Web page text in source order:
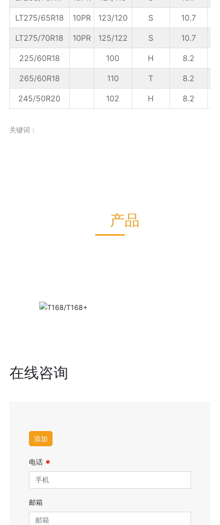
LT275/65R18 10PR 123/120 S 10.7
LT275/70R18 10PR 125/122 S 10.7
225/60R18 100 H 8.2
265/60R18 110 T 8.2
245/50R20 102 H 8.2
关键词：
产品
在线咨询
添加
电话
邮箱